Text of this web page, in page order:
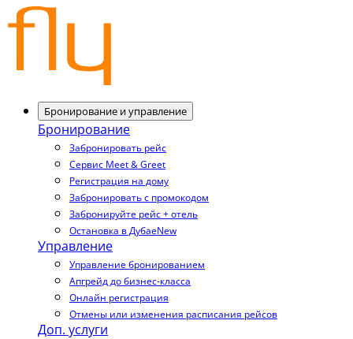
Бронирование и управление
Бронирование
Забронировать рейс
Сервис Meet & Greet
Регистрация на дому
Забронировать с промокодом
Забронируйте рейс + отель
Остановка в ДубаеNew
Управление
Управление бронированием
Апгрейд до бизнес-класса
Онлайн регистрация
Отмены или изменения расписания рейсов
Доп. услуги